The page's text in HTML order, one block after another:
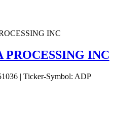
INC
| Ticker-Symbol: ADP